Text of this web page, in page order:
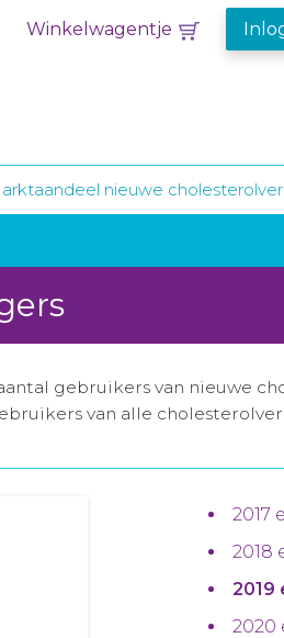
Winkelwagentje
nieuwe
gebruikers van nieuwe
van alle
2017
2018
2019
2020